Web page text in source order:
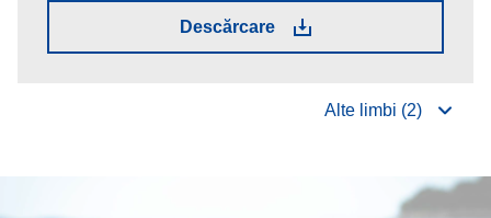
Descărcare(149 KB - PDF)
Alte limbi (2)